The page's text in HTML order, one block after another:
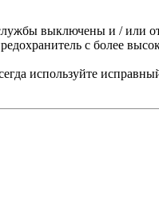
службы выключены и / или
с более
используйте